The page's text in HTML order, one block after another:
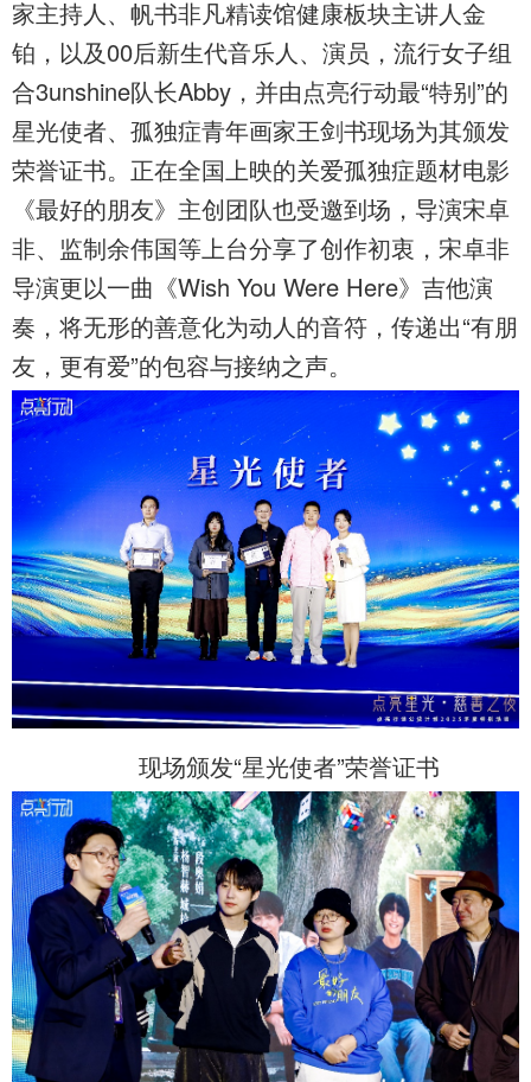
家主持人、帆书非凡精读馆健康板块主讲人金
铂，以及00后新生代音乐人、演员，流行女子组
合3unshine队长Abby，并由点亮行动最“特别”的
星光使者、孤独症青年画家王剑书现场为其颁发
荣誉证书。正在全国上映的关爱孤独症题材电影
《最好的朋友》主创团队也受邀到场，导演宋卓
非、监制余伟国等上台分享了创作初衷，宋卓非
导演更以一曲《Wish You Were Here》吉他演
奏，将无形的善意化为动人的音符，传递出“有朋
友，更有爱”的包容与接纳之声。
现场颁发“星光使者”荣誉证书